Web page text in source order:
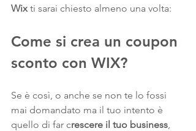
Wix ti sarai chiesto almeno una volta:
Come si crea un coupon
sconto con WIX?
Se è così, o anche se non te lo fossi
mai domandato ma il tuo intento è
quello di far crescere il tuo business,